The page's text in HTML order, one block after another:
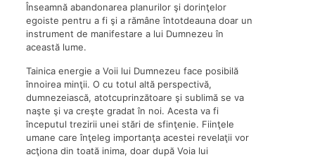
Înseamnă abandonarea planurilor şi dorinţelor
egoiste pentru a fi şi a rămâne întotdeauna doar un
instrument de manifestare a lui Dumnezeu în
această lume.
Tainica energie a Voii lui Dumnezeu face posibilă
înnoirea minţii. O cu totul altă perspectivă,
dumnezeiască, atotcuprinzătoare şi sublimă se va
naşte şi va creşte gradat în noi. Acesta va fi
începutul trezirii unei stări de sfinţenie. Fiinţele
umane care înţeleg importanţa acestei revelaţii vor
acţiona din toată inima, doar după Voia lui